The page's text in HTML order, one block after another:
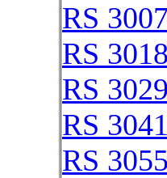
RS
RS
RS
RS
RS